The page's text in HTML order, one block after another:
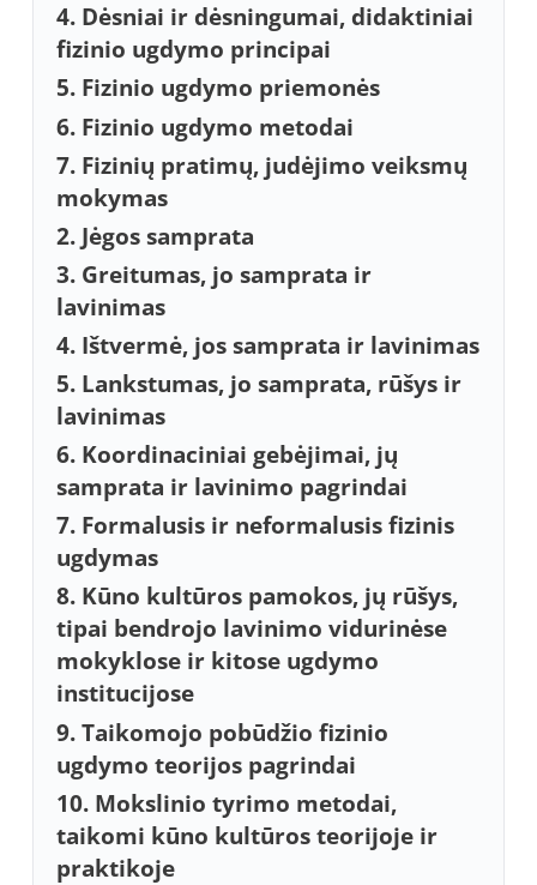
4. Dėsniai ir dėsningumai, didaktiniai
fizinio ugdymo principai
5. Fizinio ugdymo priemonės
6. Fizinio ugdymo metodai
7. Fizinių pratimų, judėjimo veiksmų
mokymas
2. Jėgos samprata
3. Greitumas, jo samprata ir
lavinimas
4. Ištvermė, jos samprata ir lavinimas
5. Lankstumas, jo samprata, rūšys ir
lavinimas
6. Koordinaciniai gebėjimai, jų
samprata ir lavinimo pagrindai
7. Formalusis ir neformalusis fizinis
ugdymas
8. Kūno kultūros pamokos, jų rūšys,
tipai bendrojo lavinimo vidurinėse
mokyklose ir kitose ugdymo
institucijose
9. Taikomojo pobūdžio fizinio
ugdymo teorijos pagrindai
10. Mokslinio tyrimo metodai,
taikomi kūno kultūros teorijoje ir
praktikoje